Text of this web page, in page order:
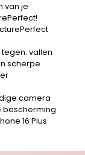
van je
vallen
scherpe
camera
bescherming
16 Plus